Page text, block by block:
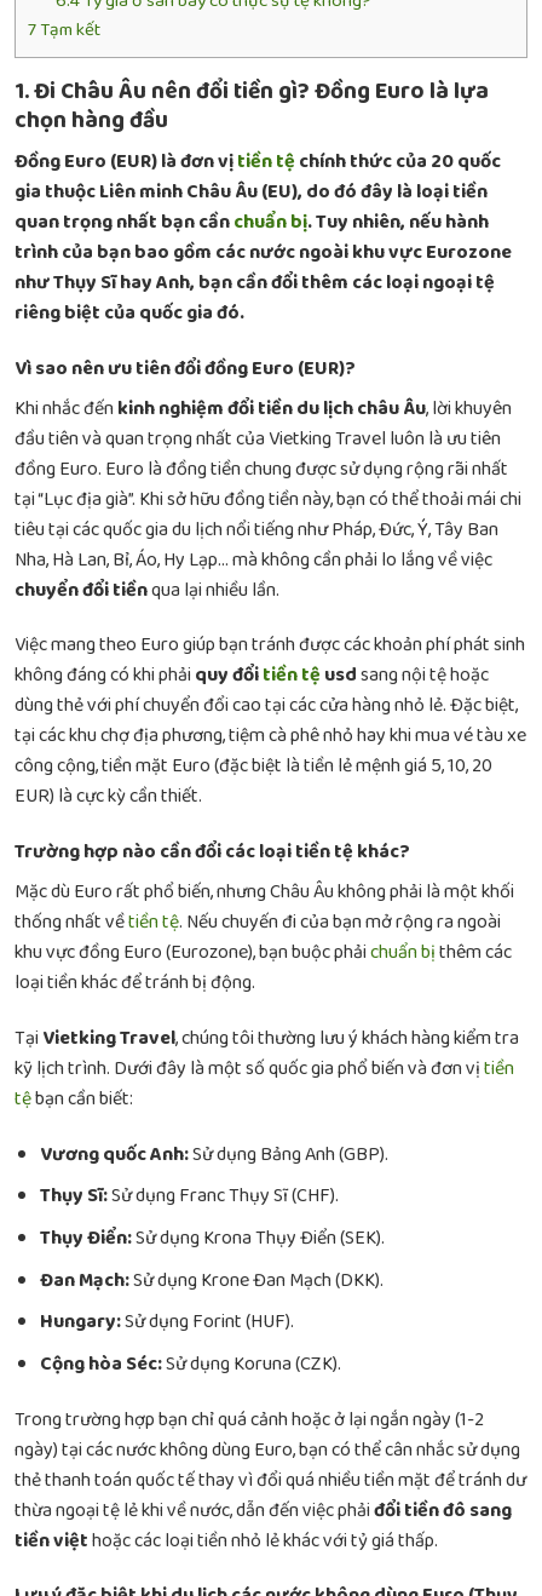
7Tạm kết
1. Đi Châu Âu nên đổi tiền gì? Đồng Euro là lựa
chọn hàng đầu
Đồng Euro (EUR) là đơn vịtiền tệ chính thức của 20 quốc
gia thuộc Liên minh Châu Âu (EU), do đó đây là loại tiền
quan trọng nhất bạn cầnchuẩn bị. Tuy nhiên, nếu hành
trình của bạn bao gồm các nước ngoài khu vực Eurozone
như Thụy Sĩ hay Anh, bạn cần đổi thêm các loại ngoại tệ
riêng biệt của quốc gia đó.
Vì sao nên ưu tiên đổi đồng Euro (EUR)?
Khi nhắc đếnkinh nghiệm đổi tiền du lịch châu Âu, lời khuyên
đầu tiên và quan trọng nhất của Vietking Travel luôn là ưu tiên
đồng Euro. Euro là đồng tiền chung được sử dụng rộng rãi nhất
tại “Lục địa già”. Khi sở hữu đồng tiền này, bạn có thể thoải mái chi
tiêu tại các quốc gia du lịch nổi tiếng như Pháp, Đức, Ý, Tây Ban
Nha, Hà Lan, Bỉ, Áo, Hy Lạp… mà không cần phải lo lắng về việc
chuyển đổi tiềnqua lại nhiều lần.
Việc mang theo Euro giúp bạn tránh được các khoản phí phát sinh
không đáng có khi phải quy đổitiền tệ usdsang nội tệ hoặc
dùng thẻ với phí chuyển đổi cao tại các cửa hàng nhỏ lẻ. Đặc biệt,
tại các khu chợ địa phương, tiệm cà phê nhỏ hay khi mua vé tàu xe
công cộng, tiền mặt Euro (đặc biệt là tiền lẻ mệnh giá 5, 10, 20
EUR) là cực kỳ cần thiết.
Trường hợp nào cần đổi các loại tiền tệ khác?
Mặc dù Euro rất phổ biến, nhưng Châu Âu không phải là một khối
thống nhất vềtiền tệ. Nếu chuyến đi của bạn mở rộng ra ngoài
khu vực đồng Euro (Eurozone), bạn buộc phảichuẩn bịthêm các
loại tiền khác để tránh bị động.
Tại Vietking Travel, chúng tôi thường lưu ý khách hàng kiểm tra
kỹ lịch trình. Dưới đây là một số quốc gia phổ biến và đơn vịtiền
tệbạn cần biết:
Vương quốc Anh:Sử dụng Bảng Anh (GBP).
Thụy Sĩ:Sử dụng Franc Thụy Sĩ (CHF).
Thụy Điển:Sử dụng Krona Thụy Điển (SEK).
Đan Mạch:Sử dụng Krone Đan Mạch (DKK).
Hungary:Sử dụng Forint (HUF).
Cộng hòa Séc:Sử dụng Koruna (CZK).
Trong trường hợp bạn chỉ quá cảnh hoặc ở lại ngắn ngày (1-2
ngày) tại các nước không dùng Euro, bạn có thể cân nhắc sử dụng
thẻ thanh toán quốc tế thay vì đổi quá nhiều tiền mặt để tránh dư
thừa ngoại tệ lẻ khi về nước, dẫn đến việc phảiđổi tiền đô sang
tiền việthoặc các loại tiền nhỏ lẻ khác với tỷ giá thấp.